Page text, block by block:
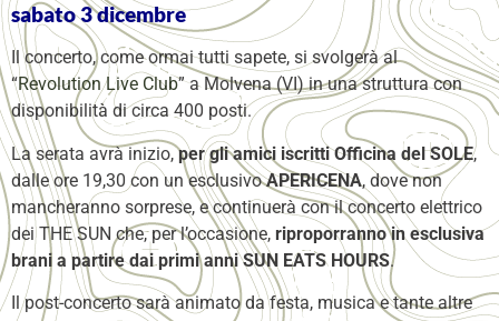
sabato 3 dicembre
Il concerto, come ormai tutti sapete, si svolgerà al
“Revolution Live Club” a Molvena (VI) in una struttura con
disponibilità di circa 400 posti.
La serata avrà inizio,per gli amici iscritti Officina del SOLE,
dalle ore 19,30 con un esclusivoAPERICENA, dove non
mancheranno sorprese, e continuerà con il concerto elettrico
dei THE SUN che, per l’occasione, riproporranno in esclusiva
brani a partire dai primi anni SUN EATS HOURS.
Il post-concerto sarà animato da festa, musica e tante altre